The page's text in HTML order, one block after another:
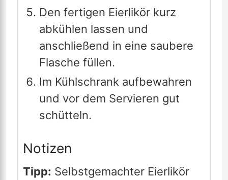
Den fertigen Eierlikör kurz
abkühlen lassen und
anschließend in eine saubere
Flasche füllen.
Im Kühlschrank aufbewahren
und vor dem Servieren gut
schütteln.
Notizen
Tipp: Selbstgemachter Eierlikör